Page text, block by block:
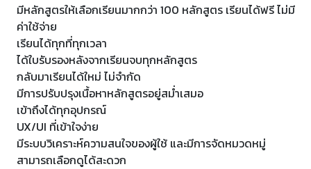
5 (2 Rating)
Digital Literacy Certification (IC3) คือ เป็นการสร้างมาตรฐานทางด้านไอที
สำหรับพลเมืองในยุคดิจิทัล ที่ครอบคลุมทุกองค์ความ...
Free
มีหลักสูตรให้เลือกเรียนมากกว่า 100 หลักสูตร เรียนได้ฟรี ไม่มี
ค่าใช้จ่าย
เรียนได้ทุกที่ทุกเวลา
ได้ใบรับรองหลังจากเรียนจบทุกหลักสูตร
กลับมาเรียนได้ใหม่ ไม่จำกัด
มีการปรับปรุงเนื้อหาหลักสูตรอยู่สม่ำเสมอ
เข้าถึงได้ทุกอุปกรณ์
UX/UI ที่เข้าใจง่าย
มีระบบวิเคราะห์ความสนใจของผู้ใช้ และมีการจัดหมวดหมู่
สามารถเลือกดูได้สะดวก